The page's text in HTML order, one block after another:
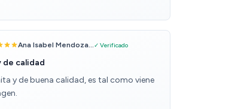
Ana Isabel Mendoza...✓ Verificado
de calidad
y de buena calidad, es tal como viene